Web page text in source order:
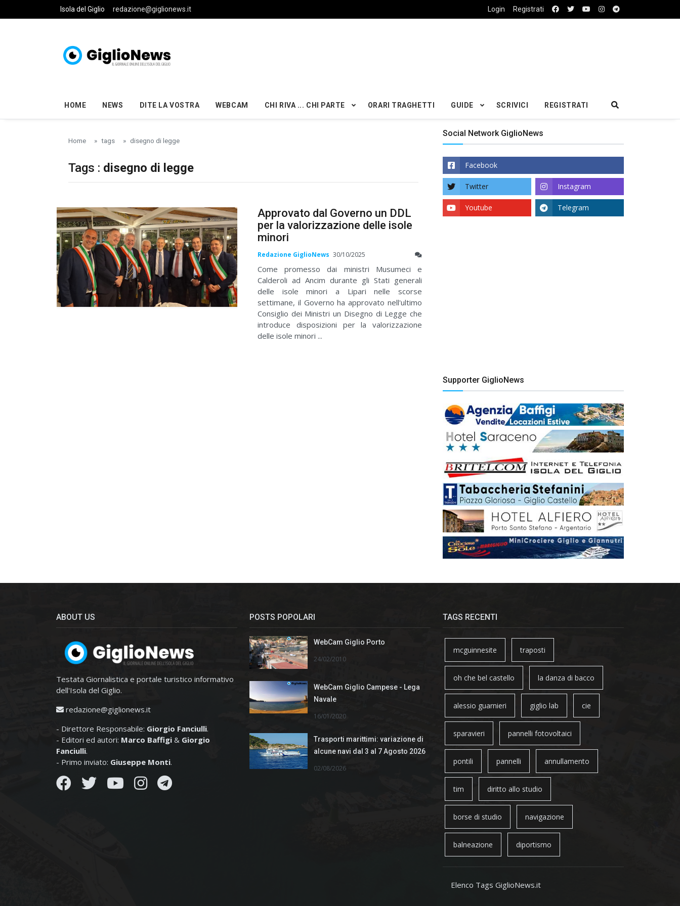
Skip to main content
Isola del Giglio redazione@giglionews.it Login Registrati
HOME NEWS DITE LA VOSTRA WEBCAM CHI RIVA ... CHI PARTE ORARI TRAGHETTI GUIDE SCRIVICI REGISTRATI
Home tags disegno di legge
Tags : disegno di legge
Approvato dal Governo un DDL
per la valorizzazione delle isole
minori
Redazione GiglioNews 30/10/2025
Come promesso dai ministri Musumeci e
Calderoli ad Ancim durante gli Stati generali
delle isole minori a Lipari nelle scorse
settimane, il Governo ha approvato nell'ultimo
Consiglio dei Ministri un Disegno di Legge che
introduce disposizioni per la valorizzazione
delle isole minori ...
Social Network GiglioNews
Facebook
Twitter Instagram
Youtube Telegram
Supporter GiglioNews
ABOUT US
Testata Giornalistica e portale turistico informativo
dell'Isola del Giglio.
redazione@giglionews.it
- Direttore Responsabile: Giorgio Fanciulli.
- Editori ed autori: Marco Baffigi & Giorgio
Fanciulli.
- Primo inviato: Giuseppe Monti.
POSTS POPOLARI
WebCam Giglio Porto
24/02/2010
WebCam Giglio Campese - Lega
Navale
16/01/2020
Trasporti marittimi: variazione di
alcune navi dal 3 al 7 Agosto 2026
02/08/2026
TAGS RECENTI
mcguinnesite traposti
oh che bel castello la danza di bacco
alessio guarnieri giglio lab cie
sparavieri pannelli fotovoltaici
pontili pannelli annullamento
tim diritto allo studio
borse di studio navigazione
balneazione diportismo
Elenco Tags GiglioNews.it